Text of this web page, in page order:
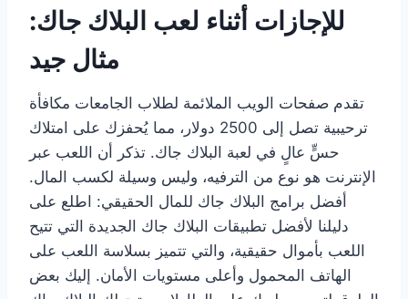
للإجازات أثناء لعب البلاك جاك:
مثال جيد
تقدم صفحات الويب الملائمة لطلاب الجامعات مكافأة
ترحيبية تصل إلى 2500 دولار، مما يُحفزك على امتلاك
حسٍّ عالٍ في لعبة البلاك جاك. تذكر أن اللعب عبر
الإنترنت هو نوع من الترفيه، وليس وسيلة لكسب المال.
أفضل برامج البلاك جاك للمال الحقيقي: اطلع على
دليلنا لأفضل تطبيقات البلاك جاك الجديدة التي تتيح
اللعب بأموال حقيقية، والتي تتميز بسلاسة اللعب على
الهاتف المحمول وأعلى مستويات الأمان. إليك بعض